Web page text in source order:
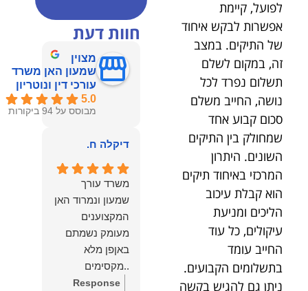
לפועל, קיימת
אפשרות לבקש איחוד
של התיקים. במצב
זה, במקום לשלם
תשלום נפרד לכל
נושה, החייב משלם
סכום קבוע אחד
שמחולק בין התיקים
השונים. היתרון
המרכזי באיחוד תיקים
הוא קבלת עיכוב
הליכים ומניעת
עיקולים, כל עוד
החייב עומד
בתשלומים הקבועים.
ניתן גם להגיש בקשה
חוות דעת
מצוין
שמעון האן משרד
עורכי דין ונוטריון
5.0
מבוסס על 94 ביקורות
דיקלה ח.
משרד עורך
שמעון ונמרוד האן
המקצוענים
מעומק נשמתם
באןפן מלא
..מקסימים
ונעימים אוזן
Response